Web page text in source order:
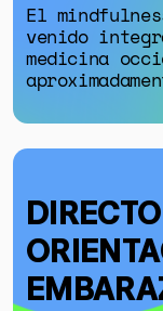
El
venido
medicina